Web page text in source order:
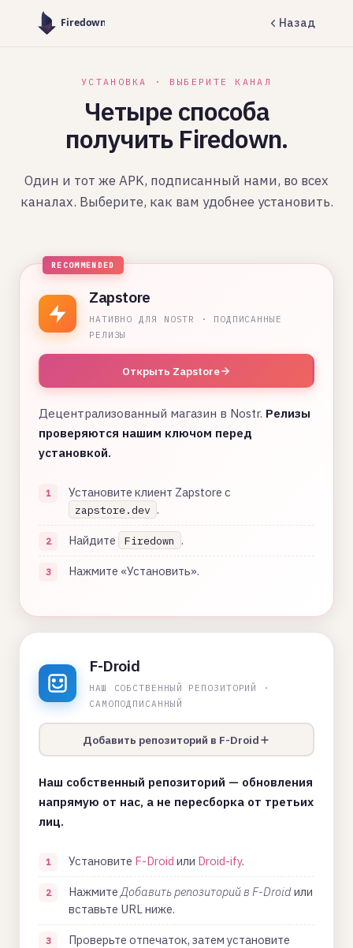
Назад
УСТАНОВКА · ВЫБЕРИТЕ КАНАЛ
Четыре способа
получить Firedown.
Один и тот же APK, подписанный нами, во всех
каналах. Выберите, как вам удобнее установить.
Zapstore
НАТИВНО ДЛЯ NOSTR · ПОДПИСАННЫЕ
РЕЛИЗЫ
Открыть Zapstore
Децентрализованный магазин в Nostr. Релизы
проверяются нашим ключом перед
установкой.
Установите клиент Zapstore с
zapstore.dev .
Найдите Firedown .
Нажмите «Установить».
F-Droid
НАШ СОБСТВЕННЫЙ РЕПОЗИТОРИЙ ·
САМОПОДПИСАННЫЙ
Добавить репозиторий в F-Droid
Наш собственный репозиторий — обновления
напрямую от нас, а не пересборка от третьих
лиц.
Установите F-Droid или Droid-ify.
НажмитеДобавить репозиторий в F-Droidили
вставьте URL ниже.
Проверьте отпечаток, затем установите